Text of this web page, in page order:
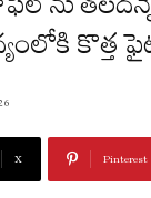
కొత్త
X Pinterest